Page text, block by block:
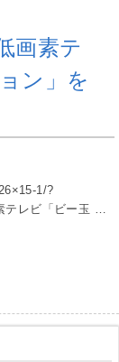
画素テ
ン」を
1/?
テレビ「ビー玉 …